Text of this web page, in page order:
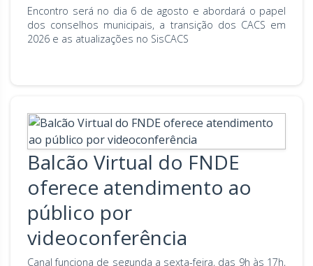
Encontro será no dia 6 de agosto e abordará o papel
dos conselhos municipais, a transição dos CACS em
2026 e as atualizações no SisCACS
Balcão Virtual do FNDE
oferece atendimento ao
público por
videoconferência
Canal funciona de segunda a sexta-feira, das 9h às 17h,